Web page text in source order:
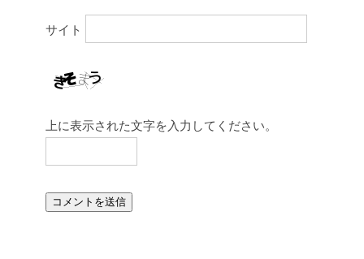
サイト
上に表示された文字を入力してください。